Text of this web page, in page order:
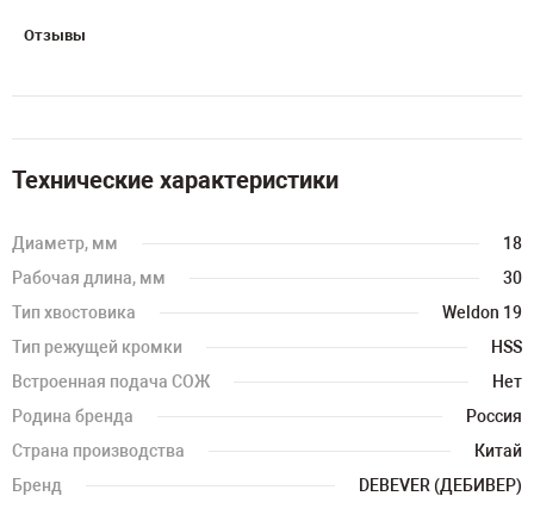
Отзывы
Технические характеристики
Диаметр, мм
18
Рабочая длина, мм
30
Тип хвостовика
Weldon 19
Тип режущей кромки
HSS
Встроенная подача СОЖ
Нет
Родина бренда
Россия
Страна производства
Китай
Бренд
DEBEVER (ДЕБИВЕР)